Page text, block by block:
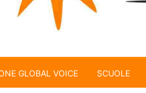
GLOBAL VOICE SCUOLE